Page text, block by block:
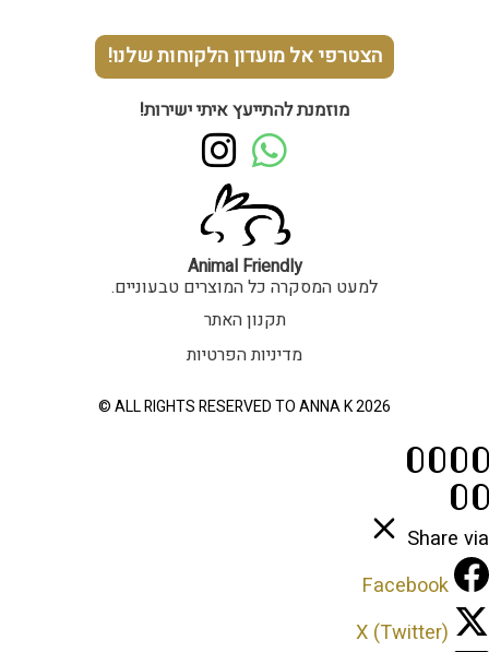
הצטרפי אל מועדון הלקוחות שלנו!
מוזמנת להתייעץ איתי ישירות!
W
h
a
t
s
a
p
I
n
s
t
a
g
r
Animal Friendly
למעט המסקרה כל המוצרים טבעוניים.
תקנון האתר
מדיניות הפרטיות
ALL RIGHTS RESERVED TO ANNA K 2026 ©
Share via
Facebook
X (Twitter)